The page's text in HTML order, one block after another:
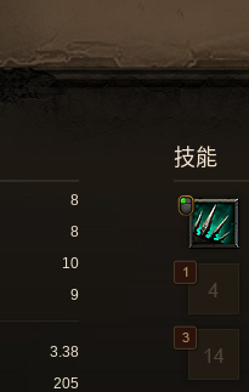
技能
8
8
10
9
3.38
205